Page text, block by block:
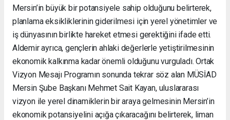
Mersin’in büyük bir potansiyele sahip olduğunu belirterek,
planlama eksikliklerinin giderilmesi için yerel yönetimler ve
iş dünyasının birlikte hareket etmesi gerektiğini ifade etti.
Aldemir ayrıca, gençlerin ahlaki değerlerle yetiştirilmesinin
ekonomik kalkınma kadar önemli olduğunu vurguladı. Ortak
Vizyon Mesajı Programın sonunda tekrar söz alan MÜSİAD
Mersin Şube Başkanı Mehmet Sait Kayan, uluslararası
vizyon ile yerel dinamiklerin bir araya gelmesinin Mersin’in
ekonomik potansiyelini açığa çıkaracağını belirterek, liman